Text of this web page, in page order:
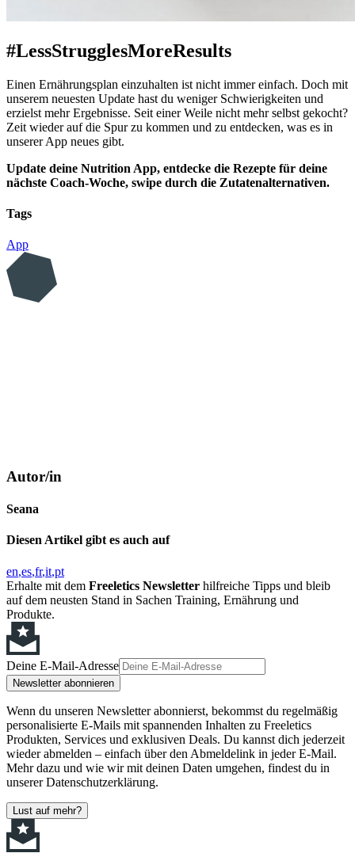
#LessStrugglesMoreResults
Einen Ernährungsplan einzuhalten ist nicht immer einfach. Doch mit
unserem neuesten Update hast du weniger Schwierigkeiten und
erzielst mehr Ergebnisse. Seit einer Weile nicht mehr selbst gekocht?
Zeit wieder auf die Spur zu kommen und zu entdecken, was es in
unserer App neues gibt.
Update deine Nutrition App, entdecke die Rezepte für deine
nächste Coach-Woche, swipe durch die Zutatenalternativen.
Tags
App
Autor/in
Seana
Diesen Artikel gibt es auch auf
en es fr it pt
Erhalte mit dem Freeletics Newsletter hilfreiche Tipps und bleib
auf dem neusten Stand in Sachen Training, Ernährung und
Produkte.
Deine E-Mail-Adresse
Newsletter abonnieren
Wenn du unseren Newsletter abonnierst, bekommst du regelmäßig
personalisierte E-Mails mit spannenden Inhalten zu Freeletics
Produkten, Services und exklusiven Deals. Du kannst dich jederzeit
wieder abmelden – einfach über den Abmeldelink in jeder E-Mail.
Mehr dazu und wie wir mit deinen Daten umgehen, findest du in
unserer Datenschutzerklärung.
Lust auf mehr?